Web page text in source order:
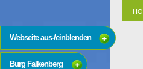
Webseite aus-/einblenden
Burg Falkenberg